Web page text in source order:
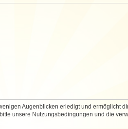
Augenblicken erledigt und ermöglicht
unsere Nutzungsbedingungen und die